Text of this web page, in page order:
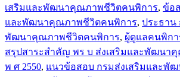
คุณภาพ
ชีวิต
คน
พิการ
ชิ้น
เสริมและพัฒนาคุณภาพชีวิตคนพิการ, ข้อ
และพัฒนาคุณภาพชีวิตคนพิการ, ประธาน
พัฒนาคุณภาพชีวิตคนพิการ, ผู้ดูแลคนพิกา
สรุปสาระสำคัญ พร บ ส่งเสริมและพัฒนา
พ ศ 2550, แนวข้อสอบ กรมส่งเสริมและพั